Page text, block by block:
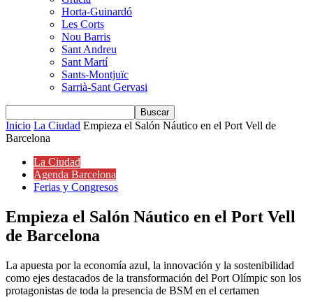
Horta-Guinardó
Les Corts
Nou Barris
Sant Andreu
Sant Martí
Sants-Montjuïc
Sarrià-Sant Gervasi
Inicio La Ciudad Empieza el Salón Náutico en el Port Vell de
Barcelona
La Ciudad
Agenda Barcelona
Ferias y Congresos
Empieza el Salón Náutico en el Port Vell
de Barcelona
La apuesta por la economía azul, la innovación y la sostenibilidad
como ejes destacados de la transformación del Port Olímpic son los
protagonistas de toda la presencia de BSM en el certamen